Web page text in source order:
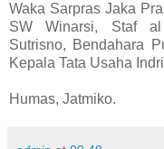
Waka Sarpras Jaka
SW Winarsi, Staf al
Sutrisno, Bendahara
Kepala Tata Usaha
Humas, Jatmiko.